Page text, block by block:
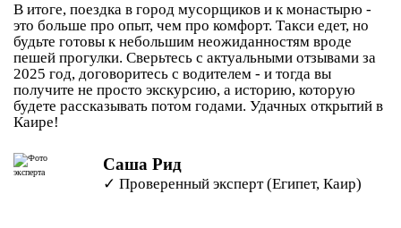
В итоге, поездка в город мусорщиков и к монастырю -
это больше про опыт, чем про комфорт. Такси едет, но
будьте готовы к небольшим неожиданностям вроде
пешей прогулки. Сверьтесь с актуальными отзывами за
2025 год, договоритесь с водителем - и тогда вы
получите не просто экскурсию, а историю, которую
будете рассказывать потом годами. Удачных открытий в
Каире!
Саша Рид
✓ Проверенный эксперт (Египет, Каир)